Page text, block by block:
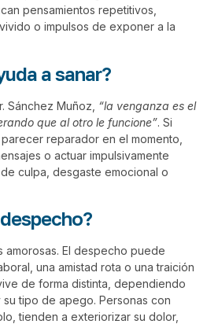
pensamientos repetitivos,
o impulsos de exponer a la
a sanar?
Sánchez Muñoz, “la venganza es el
que al otro le funcione”. Si
reparador en el momento,
o actuar impulsivamente
culpa, desgaste emocional o
amorosas. El despecho puede
una amistad rota o una traición
de forma distinta, dependiendo
tipo de apego. Personas con
tienden a exteriorizar su dolor,